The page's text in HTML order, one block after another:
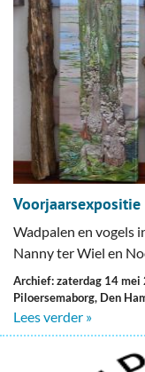
Wadpalen en vogels
Nanny ter Wiel en
Archief: zaterdag 14
Piloersemaborg, Den
Lees verder »